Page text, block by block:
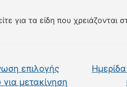
για τα είδη που χρειάζονται
επιλογής
για μετακίνηση